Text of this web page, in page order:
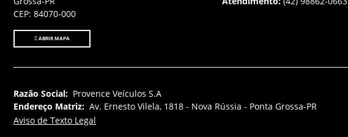
CEP: 84070-000
ABRIR MAPA
Razão Social: Provence Veículos S.A
Endereço Matriz: Av. Ernesto Vilela, 1818 - Nova Rússia - Ponta Grossa-PR
Aviso de Texto Legal